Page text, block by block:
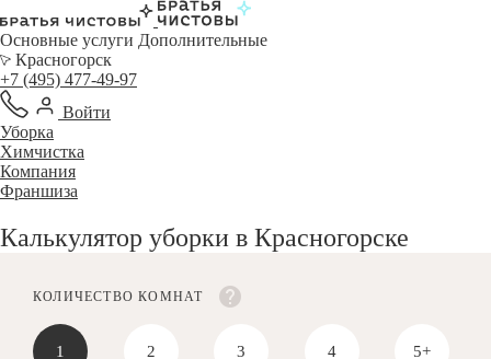
Основные услуги Дополнительные
Красногорск
+7 (495) 477-49-97
Войти
Уборка
Химчистка
Компания
Франшиза
Калькулятор уборки в Красногорске
КОЛИЧЕСТВО КОМНАТ
1 2 3 4 5+